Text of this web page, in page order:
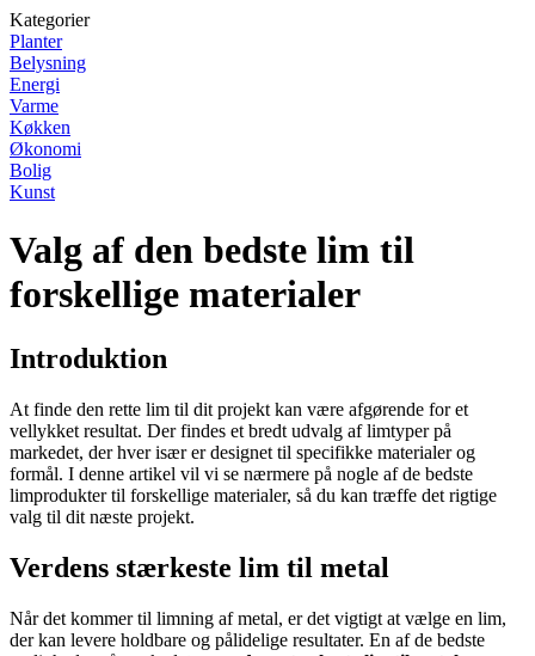
Kategorier
Planter
Belysning
Energi
Varme
Køkken
Økonomi
Bolig
Kunst
Valg af den bedste lim til
forskellige materialer
Introduktion
At finde den rette lim til dit projekt kan være afgørende for et
vellykket resultat. Der findes et bredt udvalg af limtyper på
markedet, der hver især er designet til specifikke materialer og
formål. I denne artikel vil vi se nærmere på nogle af de bedste
limprodukter til forskellige materialer, så du kan træffe det rigtige
valg til dit næste projekt.
Verdens stærkeste lim til metal
Når det kommer til limning af metal, er det vigtigt at vælge en lim,
der kan levere holdbare og pålidelige resultater. En af de bedste